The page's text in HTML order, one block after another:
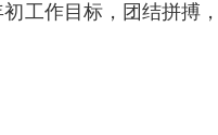
工作目标，团结拼搏，